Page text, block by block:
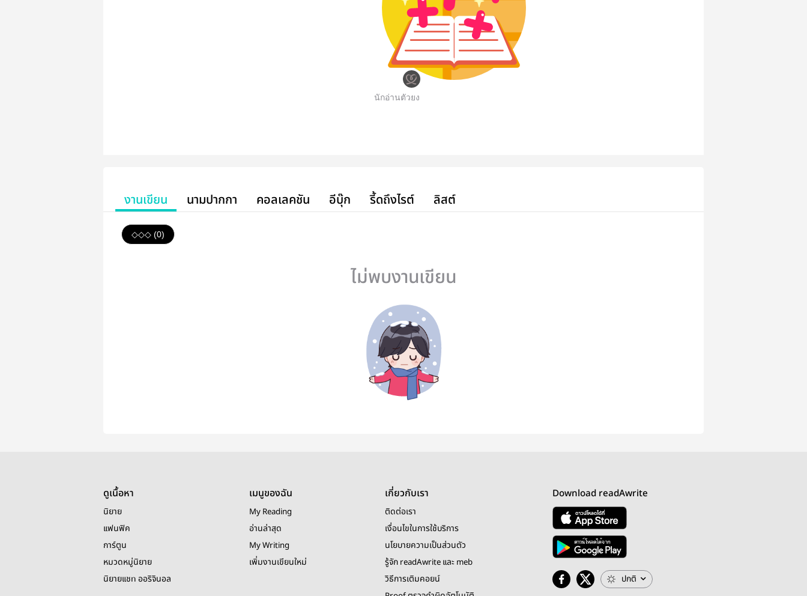
นักอ่านตัวยง
งานเขียน นามปากกา คอลเลคชัน อีบุ๊ก รี้ดถึงไรต์ ลิสต์
◇◇◇ (0)
ไม่พบงานเขียน
ดูเนื้อหา
นิยาย
แฟนฟิค
การ์ตูน
หมวดหมู่นิยาย
นิยายแชท ออริจินอล
เมนูของฉัน
My Reading
อ่านล่าสุด
My Writing
เพิ่มงานเขียนใหม่
เกี่ยวกับเรา
ติดต่อเรา
เงื่อนไขในการใช้บริการ
นโยบายความเป็นส่วนตัว
รู้จัก readAwrite และ meb
วิธีการเติมคอยน์
Download readAwrite
ปกติ